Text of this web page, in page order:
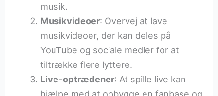
musik.
Musikvideoer: Overvej at lave
musikvideoer, der kan deles på
YouTube og sociale medier for at
tiltrække flere lyttere.
Live-optrædener: At spille live kan
hjælpe med at opbygge en fanbase og